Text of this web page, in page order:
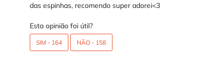
das espinhas, recomendo super adorei<3
Esta opinião foi útil?
SIM - 164 NÃO - 158